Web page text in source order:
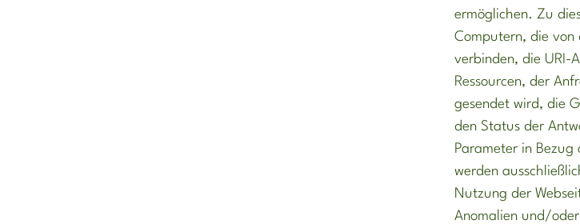
ermöglichen. Zu
Computern, die von
verbinden, die URI-
Ressourcen, der
gesendet wird, die
den Status der
Parameter in
werden
Nutzung der
Anomalien und/